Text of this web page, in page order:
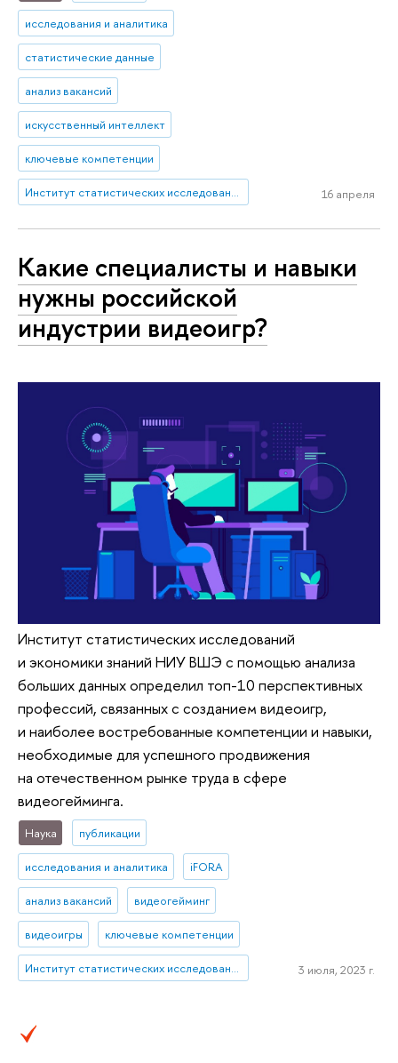
исследования и аналитика
статистические данные
анализ вакансий
искусственный интеллект
ключевые компетенции
Институт статистических исследований и экономики знаний 16 апреля
Какие специалисты и навыки
нужны российской
индустрии видеоигр?
Институт статистических исследований
и экономики знаний НИУ ВШЭ с помощью анализа
больших данных определил топ-10 перспективных
профессий, связанных с созданием видеоигр,
и наиболее востребованные компетенции и навыки,
необходимые для успешного продвижения
на отечественном рынке труда в сфере
видеогейминга.
Наука публикации
исследования и аналитика iFORA
анализ вакансий видеогейминг
видеоигры ключевые компетенции
Институт статистических исследований и экономики знаний 3 июля, 2023 г.